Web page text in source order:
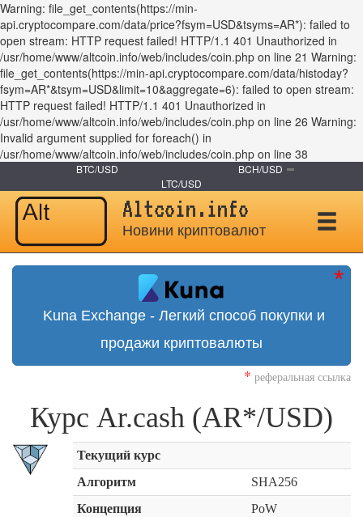
Warning: file_get_contents(https://min-
api.cryptocompare.com/data/price?fsym=USD&tsyms=AR*): failed to
open stream: HTTP request failed! HTTP/1.1 401 Unauthorized in
/usr/home/www/altcoin.info/web/includes/coin.php on line 21 Warning:
file_get_contents(https://min-api.cryptocompare.com/data/histoday?
fsym=AR*&tsym=USD&limit=10&aggregate=6): failed to open stream:
HTTP request failed! HTTP/1.1 401 Unauthorized in
/usr/home/www/altcoin.info/web/includes/coin.php on line 26 Warning:
Invalid argument supplied for foreach() in
/usr/home/www/altcoin.info/web/includes/coin.php on line 38
BTC/USD
BCH/USD
LTC/USD
Altcoin.info
Новини криптовалют
Kuna Exchange - Легкий способ покупки и
продажи криптовалюты
* реферальная ссылка
Курс Ar.cash (AR*/USD)
Текущий курс
Алгоритм
SHA256
Концепция
PoW